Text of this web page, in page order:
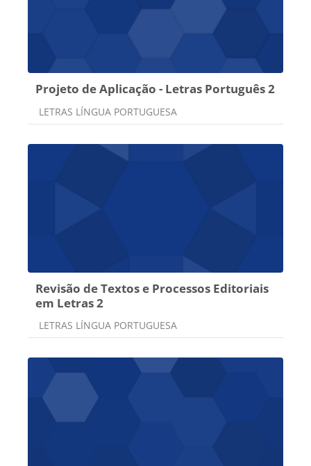
Projeto de Aplicação - Letras Português 2
Categoria do curso
LETRAS LÍNGUA PORTUGUESA
Revisão de Textos e Processos Editoriais
em Letras 2
Categoria do curso
LETRAS LÍNGUA PORTUGUESA